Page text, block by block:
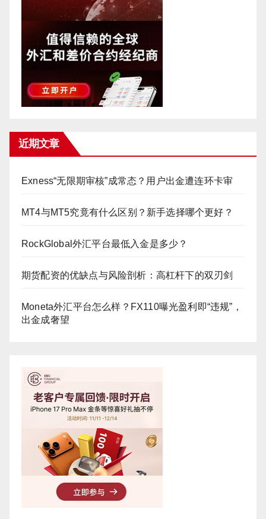
近期文章
Exness“无限期审核”成常态？用户出金遭连环卡审
MT4与MT5究竟有什么区别？新手选择哪个更好？
RockGlobal外汇平台最低入金是多少？
期货配资的优缺点与风险剖析：高杠杆下的双刃剑
Moneta外汇平台怎么样？FX110曝光盈利即“违规”，
出金成奢望